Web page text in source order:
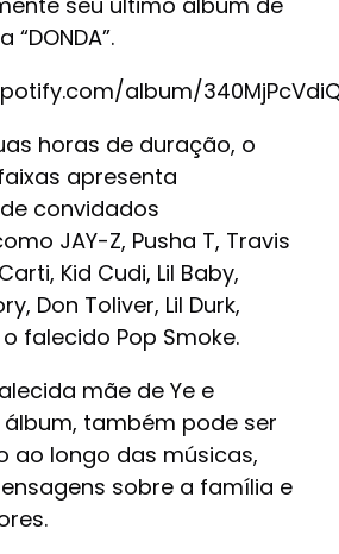
album/
horas de duração, o
apresenta
convidados
JAY-Z, Pusha T, Travis
Kid Cudi, Lil Baby,
Don Toliver, Lil Durk,
falecido Pop Smoke.
mãe de Ye e
também pode ser
ao longo das músicas,
sobre a família e